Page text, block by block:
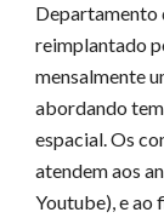
Departamento
reimplantado
mensalmente
abordando
espacial. Os
atendem aos
Youtube), e ao